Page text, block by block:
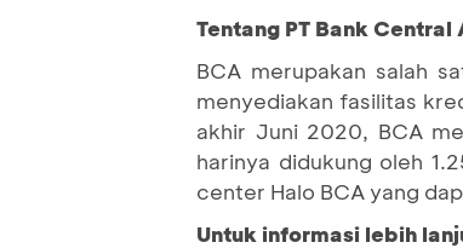
Tentang PT Bank
BCA merupakan salah
menyediakan fasilitas
akhir Juni 2020, BCA
harinya didukung oleh
center Halo BCA yang
Untuk informasi lebih